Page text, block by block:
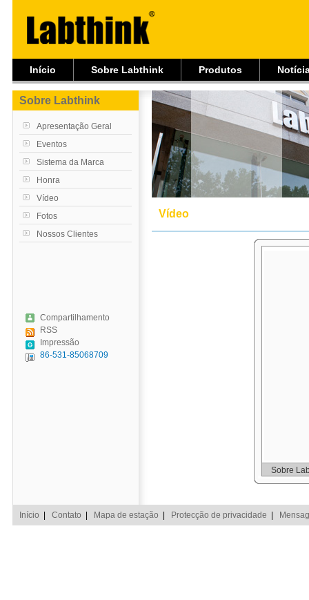
Início Sobre Labthink Produtos
Sobre Labthink
Apresentação Geral
Eventos
Sistema da Marca
Honra
Vídeo
Fotos
Nossos Clientes
Compartilhamento
RSS
Impressão
86-531-85068709
Vídeo
Sobre
Início Contato Mapa de estação Protecção de privacidade